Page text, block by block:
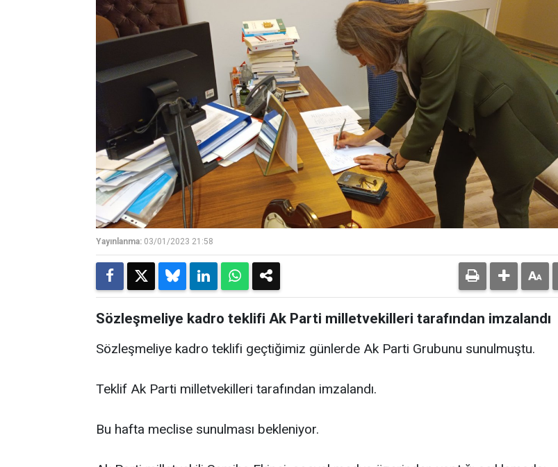
Yayınlanma: 03/01/2023 21:58
Sözleşmeliye kadro teklifi Ak Parti milletvekilleri tarafından imzalandı
Sözleşmeliye kadro teklifi geçtiğimiz günlerde Ak Parti Grubunu sunulmuştu.
Teklif Ak Parti milletvekilleri tarafından imzalandı.
Bu hafta meclise sunulması bekleniyor.